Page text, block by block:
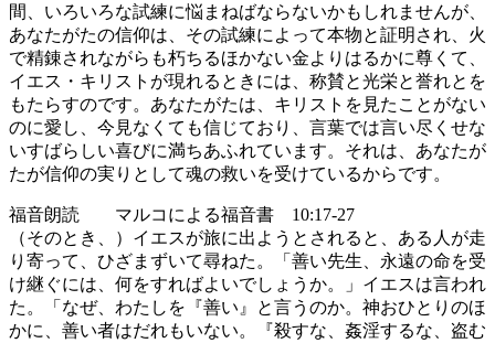
間、いろいろな試練に悩まねばならないかもしれませんが、
あなたがたの信仰は、その試練によって本物と証明され、火
で精錬されながらも朽ちるほかない金よりはるかに尊くて、
イエス・キリストが現れるときには、称賛と光栄と誉れとを
もたらすのです。あなたがたは、キリストを見たことがない
のに愛し、今見なくても信じており、言葉では言い尽くせな
いすばらしい喜びに満ちあふれています。それは、あなたが
たが信仰の実りとして魂の救いを受けているからです。
福音朗読 マルコによる福音書 10:17-27
（そのとき、）イエスが旅に出ようとされると、ある人が走
り寄って、ひざまずいて尋ねた。「善い先生、永遠の命を受
け継ぐには、何をすればよいでしょうか。」イエスは言われ
た。「なぜ、わたしを『善い』と言うのか。神おひとりのほ
かに、善い者はだれもいない。『殺すな、姦淫するな、盗む